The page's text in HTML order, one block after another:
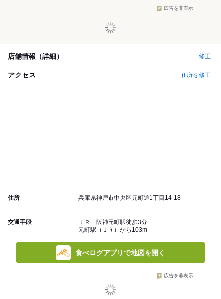
広告を非表示
店舗情報（詳細） 修正
アクセス 住所を修正
住所 兵庫県神戸市中央区元町通1丁目14-18
交通手段
ＪＲ、阪神元町駅徒歩3分
元町駅（ＪＲ）から103m
食べログアプリで地図を開く
広告を非表示